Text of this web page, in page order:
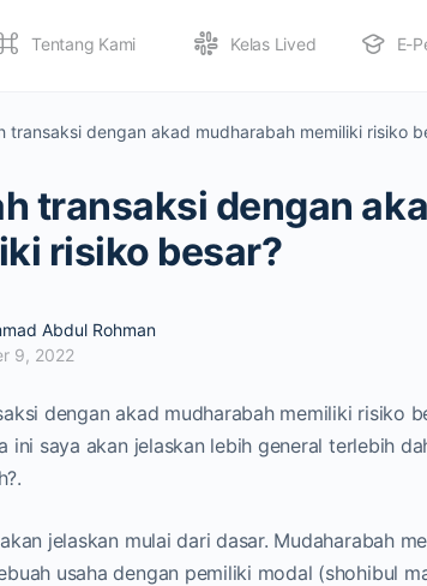
Tentang Kami Kelas Lived E-
transaksi dengan akad mudharabah memiliki risiko
transaksi dengan
risiko besar?
Abdul Rohman
9, 2022
dengan akad mudharabah memiliki risiko
ini saya akan jelaskan lebih general terlebih
jelaskan mulai dari dasar. Mudaharabah
usaha dengan pemiliki modal (shohibul